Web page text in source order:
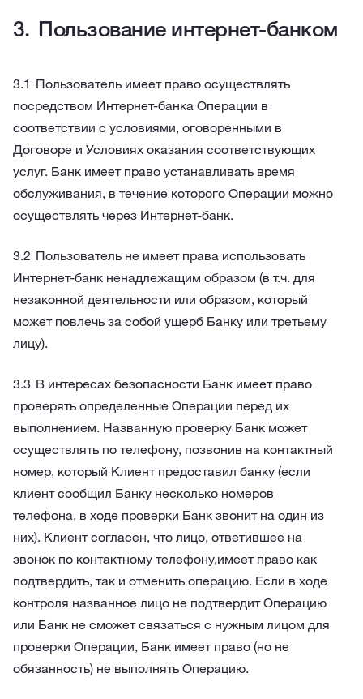
Пользование интернет-банком
Пользователь имеет право осуществлять
посредством Интернет-банка Операции в
соответствии с условиями, оговоренными в
Договоре и Условиях оказания соответствующих
услуг. Банк имеет право устанавливать время
обслуживания, в течение которого Операции можно
осуществлять через Интернет-банк.
Пользователь не имеет права использовать
Интернет-банк ненадлежащим образом (в т.ч. для
незаконной деятельности или образом, который
может повлечь за собой ущерб Банку или третьему
лицу).
В интересах безопасности Банк имеет право
проверять определенные Операции перед их
выполнением. Названную проверку Банк может
осуществлять по телефону, позвонив на контактный
номер, который Клиент предоставил банку (если
клиент сообщил Банку несколько номеров
телефона, в ходе проверки Банк звонит на один из
них). Клиент согласен, что лицо, ответившее на
звонок по контактному телефону,имеет право как
подтвердить, так и отменить операцию. Если в ходе
контроля названное лицо не подтвердит Операцию
или Банк не сможет связаться с нужным лицом для
проверки Операции, Банк имеет право (но не
обязанность) не выполнять Операцию.